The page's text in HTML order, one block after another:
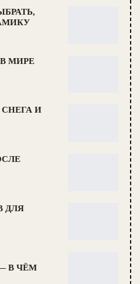
МИРЕ
И
ДЛЯ
В ЧЁМ